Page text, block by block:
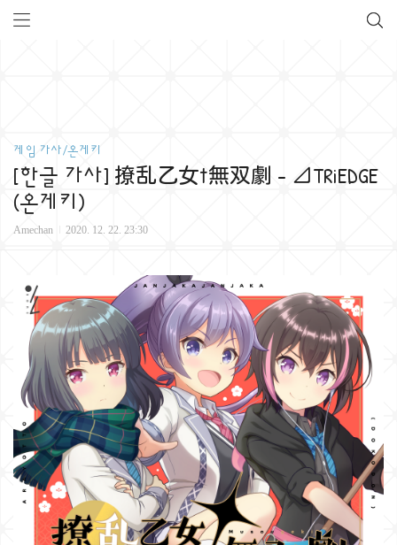
게임 가사/온게키
[한글 가사] 撩乱乙女†無双劇 - ⊿TRiEDGE
(온게키)
Amechan 2020. 12. 22. 23:30